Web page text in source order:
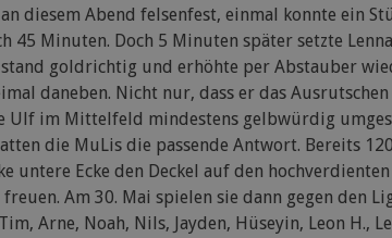
diesem Abend felsenfest, einmal konnte ein
45 Minuten. Doch 5 Minuten später setzte
goldrichtig und erhöhte per Abstauber
daneben. Nicht nur, dass er das
im Mittelfeld mindestens gelbwürdig
die MuLis die passende Antwort. Bereits
untere Ecke den Deckel auf den
Am 30. Mai spielen sie dann gegen den
Arne, Noah, Nils, Jayden, Hüseyin, Leon H.,